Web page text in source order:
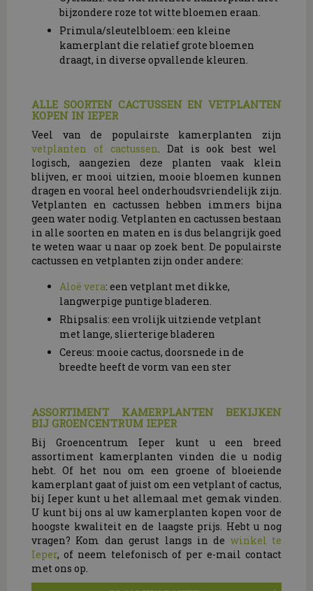
bijzondere roze tot witte bloemen eraan.
Primula/sleutelbloem: een kleine
kamerplant die relatief grote bloemen
draagt, in diverse opvallende kleuren.
ALLE SOORTEN CACTUSSEN EN VETPLANTEN
KOPEN IN IEPER
Veel van de populairste kamerplanten zijn
vetplanten of cactussen. Dat is ook best wel
logisch, aangezien deze planten vaak klein
blijven, er mooi uitzien, mooie bloemen kunnen
dragen en vooral heel onderhoudsvriendelijk zijn.
Vetplanten en cactussen hebben immers bijna
geen water nodig. Vetplanten en cactussen bestaan
in alle soorten en maten en is dus belangrijk goed
te weten waar u naar op zoek bent. De populairste
cactussen en vetplanten zijn onder andere:
Aloë vera: een vetplant met dikke,
langwerpige puntige bladeren.
Rhipsalis: een vrolijk uitziende vetplant
met lange, slierterige bladeren
Cereus: mooie cactus, doorsnede in de
breedte heeft de vorm van een ster
ASSORTIMENT KAMERPLANTEN BEKIJKEN
BIJ GROENCENTRUM IEPER
Bij Groencentrum Ieper kunt u een breed
assortiment kamerplanten vinden die u nodig
hebt. Of het nou om een groene of bloeiende
kamerplant gaat of juist om een vetplant of cactus,
bij Ieper kunt u het allemaal met gemak vinden.
U kunt bij ons al uw kamerplanten kopen voor de
hoogste kwaliteit en de laagste prijs. Hebt u nog
vragen? Kom dan gerust langs in de winkel te
Ieper, of neem telefonisch of per e-mail contact
met ons op.